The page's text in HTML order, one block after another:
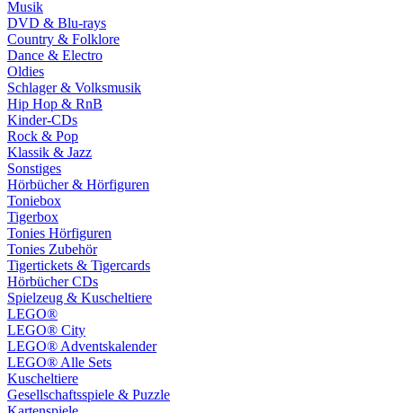
Musik
DVD & Blu-rays
Country & Folklore
Dance & Electro
Oldies
Schlager & Volksmusik
Hip Hop & RnB
Kinder-CDs
Rock & Pop
Klassik & Jazz
Sonstiges
Hörbücher & Hörfiguren
Toniebox
Tigerbox
Tonies Hörfiguren
Tonies Zubehör
Tigertickets & Tigercards
Hörbücher CDs
Spielzeug & Kuscheltiere
LEGO®
LEGO® City
LEGO® Adventskalender
LEGO® Alle Sets
Kuscheltiere
Gesellschaftsspiele & Puzzle